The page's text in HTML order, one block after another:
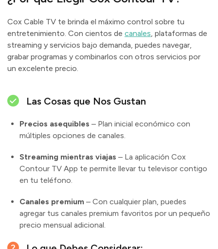
Cox Cable TV te brinda el máximo control sobre tu
entretenimiento. Con cientos de canales , plataformas de
streaming y servicios bajo demanda, puedes navegar,
grabar programas y combinarlos con otros servicios por
un excelente precio.
Las Cosas que Nos Gustan
Precios asequibles – Plan inicial económico con
múltiples opciones de canales.
Streaming mientras viajas – La aplicación Cox
Contour TV App te permite llevar tu televisor contigo
en tu teléfono.
Canales premium – Con cualquier plan, puedes
agregar tus canales premium favoritos por un pequeño
precio mensual adicional.